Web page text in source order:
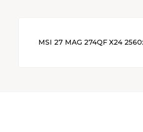
MSI 27 MAG 274QF X24